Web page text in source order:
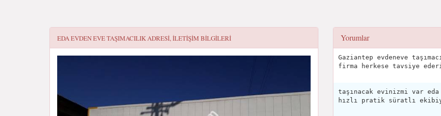
EDA EVDEN EVE TAŞIMACILIKADRESI, ILETIŞIM BILGILERI Yorumlar
Gaziantep evdeneve
firma herkese tavsiye
taşınacak evinizmi var
hızlı pratik süratlı